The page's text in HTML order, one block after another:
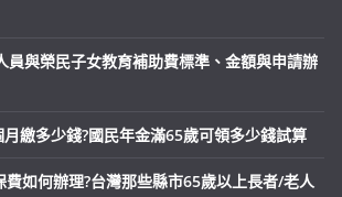
員與榮民子女教育補助費標準、金額與申請辦
繳多少錢?國民年金滿65歲可領多少錢試算
如何辦理?台灣那些縣市65歲以上長者/老人